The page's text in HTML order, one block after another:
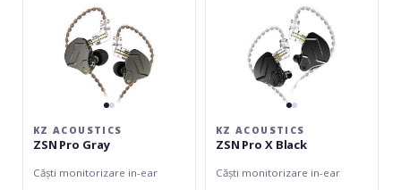
KZ ACOUSTICS
ZSN Pro Gray
Căști monitorizare in-ear
KZ ACOUSTICS
ZSN Pro X Black
Căști monitorizare in-ear